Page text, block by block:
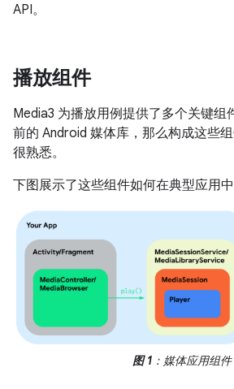
API。
播放组件
Media3 为播放用例提供了多个关键组
前的 Android 媒体库，那么构成这些
很熟悉。
下图展示了这些组件如何在典型应用中
图 1 ：媒体应用组件